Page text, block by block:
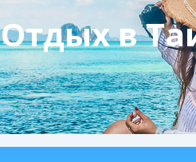
Отдых в